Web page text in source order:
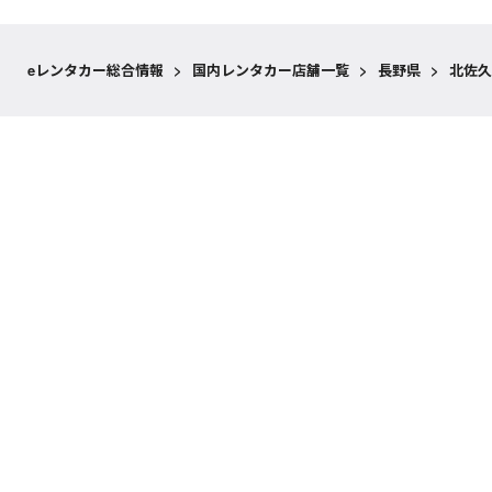
eレンタカー総合情報 > 国内レンタカー店舗一覧 > 長野県 > 北佐